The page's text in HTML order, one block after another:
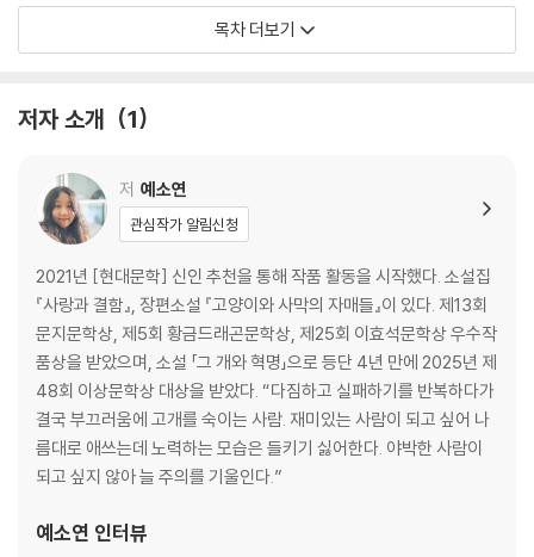
추천의 말
목차 더보기
저자 소개 1
저 예소연
관심작가 알림신청
2021년 [현대문학] 신인 추천을 통해 작품 활동을 시작했다. 소설집
『사랑과 결함』, 장편소설 『고양이와 사막의 자매들』이 있다. 제13회
문지문학상, 제5회 황금드래곤문학상, 제25회 이효석문학상 우수작
품상을 받았으며, 소설 「그 개와 혁명」으로 등단 4년 만에 2025년 제
48회 이상문학상 대상을 받았다. “다짐하고 실패하기를 반복하다가
결국 부끄러움에 고개를 숙이는 사람. 재미있는 사람이 되고 싶어 나
름대로 애쓰는데 노력하는 모습은 들키기 싫어한다. 야박한 사람이
되고 싶지 않아 늘 주의를 기울인다.”
예소연 인터뷰